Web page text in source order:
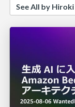
See All by